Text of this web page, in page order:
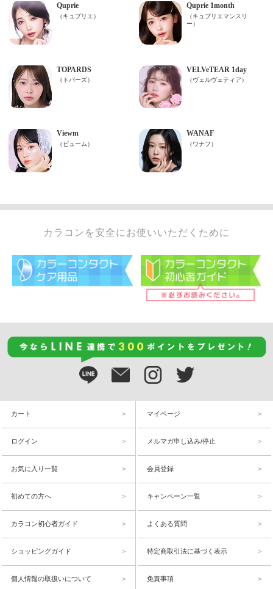
カラコンを安全にお使いいただくために
カート マイページ
ログイン メルマガ申し込み/停止
お気に入り一覧 会員登録
初めての方へ キャンペーン一覧
カラコン初心者ガイド よくある質問
ショッピングガイド 特定商取引法に基づく表示
個人情報の取扱いについて 免責事項